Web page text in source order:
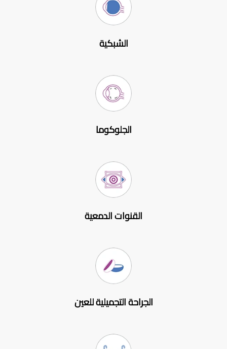
الشبكية
الجلوكوما
القنوات الدمعية
الجراحة التجميلية للعين